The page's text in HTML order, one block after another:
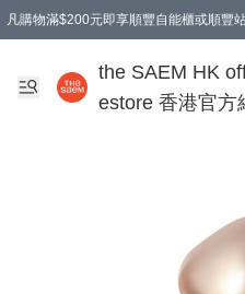
凡購物滿$200元即享順豐自能櫃或順豐
the SAEM HK
estore 香港官方